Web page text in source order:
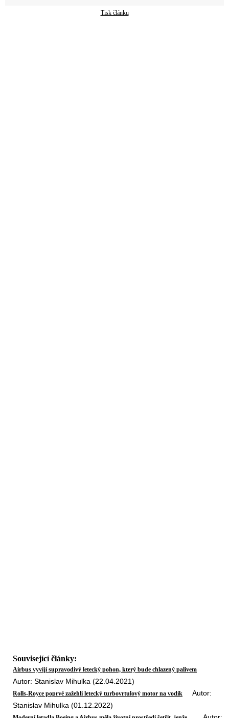
Tisk článku
Související články:
Airbus vyvíjí supravodivý letecký pohon, který bude chlazený palivem
Autor: Stanislav Mihulka (22.04.2021)
Rolls-Royce poprvé zažehli letecký turbovrtulový motor na vodík
Autor:
Stanislav Mihulka (01.12.2022)